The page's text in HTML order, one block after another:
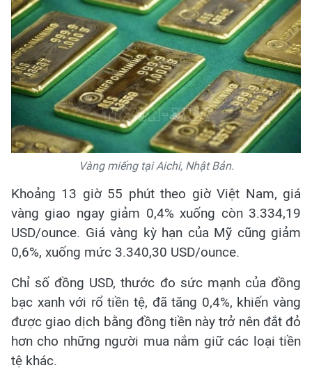
Vàng miếng tại Aichi, Nhật Bản.
Khoảng 13 giờ 55 phút theo giờ Việt Nam, giá
vàng giao ngay giảm 0,4% xuống còn 3.334,19
USD/ounce. Giá vàng kỳ hạn của Mỹ cũng giảm
0,6%, xuống mức 3.340,30 USD/ounce.
Chỉ số đồng USD, thước đo sức mạnh của đồng
bạc xanh với rổ tiền tệ, đã tăng 0,4%, khiến vàng
được giao dịch bằng đồng tiền này trở nên đắt đỏ
hơn cho những người mua nắm giữ các loại tiền
tệ khác.